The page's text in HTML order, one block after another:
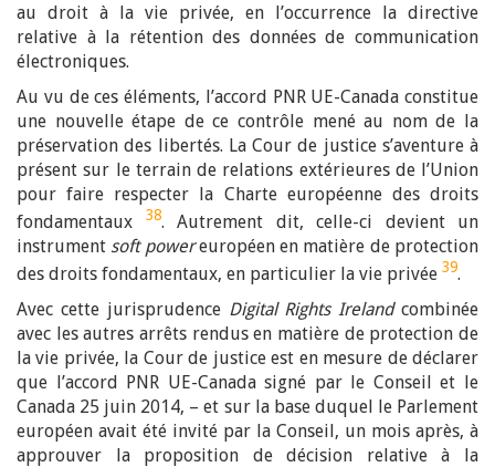
au droit à la vie privée, en l’occurrence la directive
relative à la rétention des données de communication
électroniques.
Au vu de ces éléments, l’accord PNR UE-Canada constitue
une nouvelle étape de ce contrôle mené au nom de la
préservation des libertés. La Cour de justice s’aventure à
présent sur le terrain de relations extérieures de l’Union
pour faire respecter la Charte européenne des droits
fondamentaux
38. Autrement dit, celle-ci devient un
instrument soft powereuropéen en matière de protection
des droits fondamentaux, en particulier la vie privée 39.
Avec cette jurisprudence Digital Rights Irelandcombinée
avec les autres arrêts rendus en matière de protection de
la vie privée, la Cour de justice est en mesure de déclarer
que l’accord PNR UE-Canada signé par le Conseil et le
Canada 25 juin 2014, – et sur la base duquel le Parlement
européen avait été invité par la Conseil, un mois après, à
approuver la proposition de décision relative à la